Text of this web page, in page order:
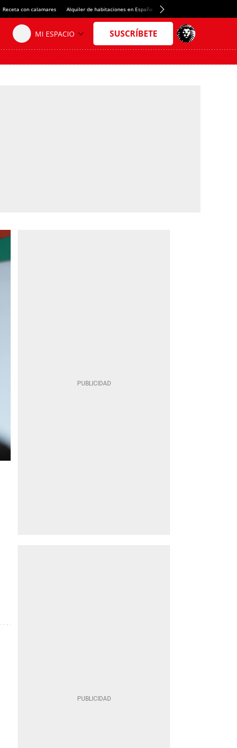
Receta con calamares Alquiler de habitaciones en España Crédito del Spotify Camp Nou